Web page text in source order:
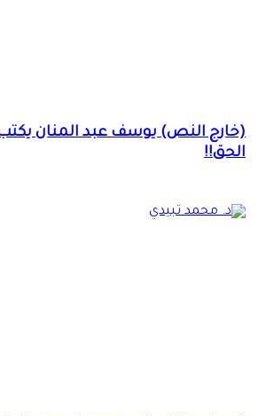
(خارج النص) يوسف عبد المنان يكتب…
الحق!!